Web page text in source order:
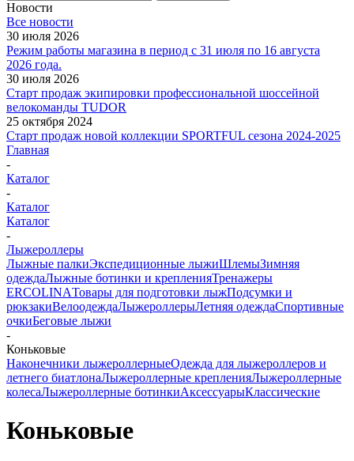
Новости
Все новости
30 июля 2026
Режим работы магазина в период с 31 июля по 16 августа
2026 года.
30 июля 2026
Старт продаж экипировки профессиональной шоссейной
велокоманды TUDOR
25 октября 2024
Старт продаж новой коллекции SPORTFUL сезона 2024-2025
Главная
-
Каталог
-
Каталог
Каталог
-
Лыжероллеры
Лыжные палкиЭкспедиционные лыжиШлемыЗимняя
одеждаЛыжные ботинки и крепленияТренажеры
ERCOLINAТовары для подготовки лыжПодсумки и
рюкзакиВелоодеждаЛыжероллерыЛетняя одеждаСпортивные
очкиБеговые лыжи
-
Коньковые
Наконечники лыжероллерныеОдежда для лыжероллеров и
летнего биатлонаЛыжероллерные крепленияЛыжероллерные
колесаЛыжероллерные ботинкиАксессуарыКлассические
Коньковые